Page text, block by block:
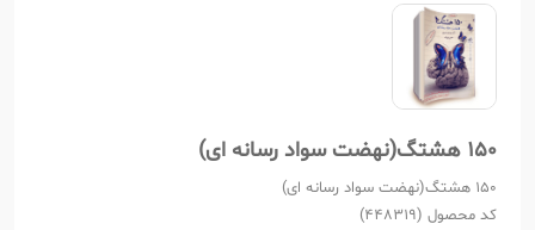
150 هشتگ(نهضت سواد رسانه ای)
150 هشتگ(نهضت سواد رسانه ای)
کد محصول (448319)